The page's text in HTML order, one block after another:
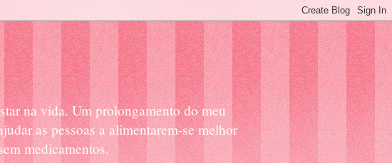
na vida. Um prolongamento do meu
as pessoas a alimentarem-se melhor
medicamentos.